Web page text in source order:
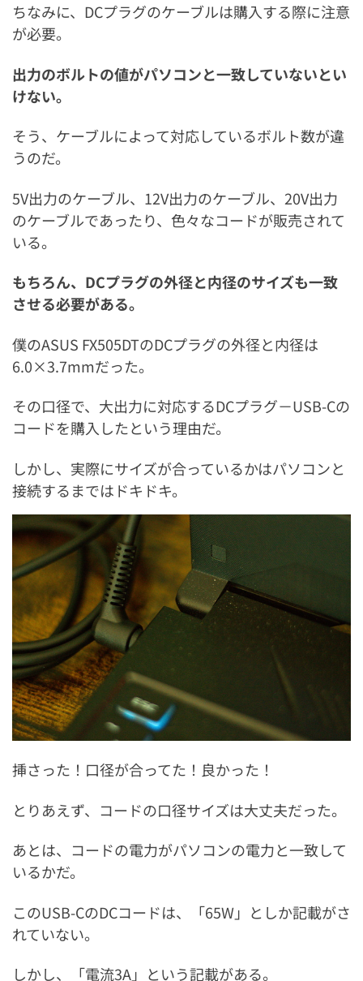
ちなみに、DCプラグのケーブルは購入する際に注意
が必要。
出力のボルトの値がパソコンと一致していないとい
けない。
そう、ケーブルによって対応しているボルト数が違
うのだ。
5V出力のケーブル、12V出力のケーブル、20V出力
のケーブルであったり、色々なコードが販売されて
いる。
もちろん、DCプラグの外径と内径のサイズも一致
させる必要がある。
僕のASUS FX505DTのDCプラグの外径と内径は
6.0×3.7mmだった。
その口径で、大出力に対応するDCプラグ－USB-Cの
コードを購入したという理由だ。
しかし、実際にサイズが合っているかはパソコンと
接続するまではドキドキ。
挿さった！口径が合ってた！良かった！
とりあえず、コードの口径サイズは大丈夫だった。
あとは、コードの電力がパソコンの電力と一致して
いるかだ。
このUSB-CのDCコードは、「65W」としか記載がさ
れていない。
しかし、「電流3A」という記載がある。